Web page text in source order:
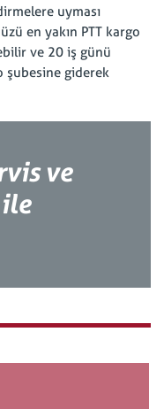
uyması
en yakın PTT kargo
ve 20 iş günü
şubesine giderek
ve
ile